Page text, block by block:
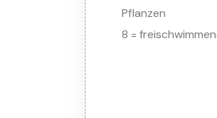
Pflanzen
8 =